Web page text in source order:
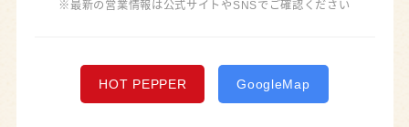
※最新の営業情報は公式サイトやSNSでご確認ください
HOT PEPPER GoogleMap